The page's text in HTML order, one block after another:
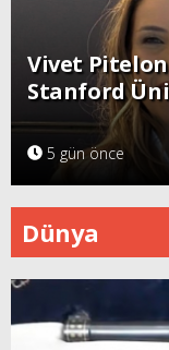
Vivet
Stanford
5 gün önce
Dünya